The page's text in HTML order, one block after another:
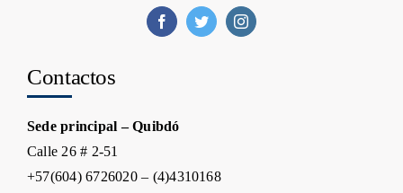
Contactos
Sede principal – Quibdó
Calle 26 # 2-51
+57(604) 6726020 – (4)4310168